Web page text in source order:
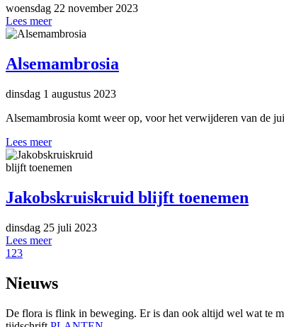
woensdag 22 november 2023
Lees meer
Alsemambrosia
dinsdag 1 augustus 2023
Alsemambrosia komt weer op, voor het verwijderen van de
Lees meer
Jakobskruiskruid blijft toenemen
dinsdag 25 juli 2023
Lees meer
1 23
Nieuws
De flora is flink in beweging. Er is dan ook altijd wel wat te